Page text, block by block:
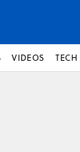
VIDEOS TECH